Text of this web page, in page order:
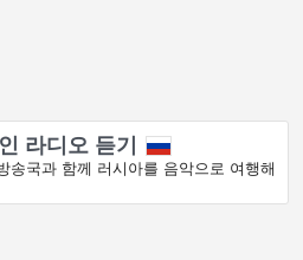
라디오 듣기
송국과 함께 러시아를 음악으로 여행해